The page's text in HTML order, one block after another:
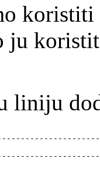
ju
liniju